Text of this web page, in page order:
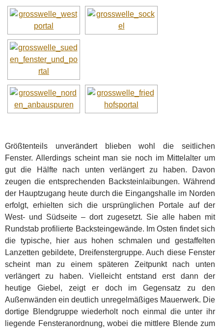
Größtenteils unverändert blieben wohl die seitlichen
Fenster. Allerdings scheint man sie noch im Mittelalter um
gut die Hälfte nach unten verlängert zu haben. Davon
zeugen die entsprechenden Backsteinlaibungen. Während
der Hauptzugang heute durch die Eingangshalle im Norden
erfolgt, erhielten sich die ursprünglichen Portale auf der
West- und Südseite – dort zugesetzt. Sie alle haben mit
Rundstab profilierte Backsteingewände. Im Osten findet sich
die typische, hier aus hohen schmalen und gestaffelten
Lanzetten gebildete, Dreifenstergruppe. Auch diese Fenster
scheint man zu einem späteren Zeitpunkt nach unten
verlängert zu haben. Vielleicht entstand erst dann der
heutige Giebel, zeigt er doch im Gegensatz zu den
Außenwänden ein deutlich unregelmäßiges Mauerwerk. Die
dortige Blendgruppe wiederholt noch einmal die unter ihr
liegende Fensteranordnung, wobei die mittlere Blende zum